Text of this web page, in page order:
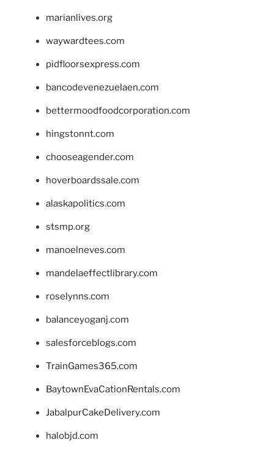
marianlives.org
waywardtees.com
pidfloorsexpress.com
bancodevenezuelaen.com
bettermoodfoodcorporation.com
hingstonnt.com
chooseagender.com
hoverboardssale.com
alaskapolitics.com
stsmp.org
manoelneves.com
mandelaeffectlibrary.com
roselynns.com
balanceyoganj.com
salesforceblogs.com
TrainGames365.com
BaytownEvaCationRentals.com
JabalpurCakeDelivery.com
halobjd.com